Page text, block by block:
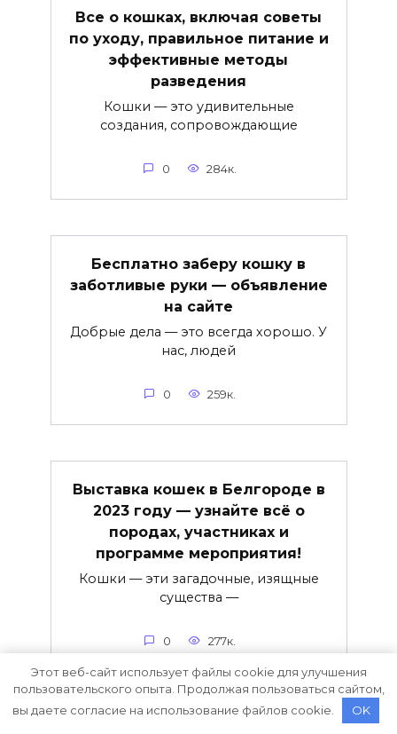
Все о кошках, включая советы
по уходу, правильное питание и
эффективные методы
разведения
Кошки — это удивительные
создания, сопровождающие
0 284к.
Бесплатно заберу кошку в
заботливые руки — объявление
на сайте
Добрые дела — это всегда хорошо. У
нас, людей
0 259к.
Выставка кошек в Белгороде в
2023 году — узнайте всё о
породах, участниках и
программе мероприятия!
Кошки — эти загадочные, изящные
существа —
0 277к.
Этот веб-сайт использует файлы cookie для улучшения
пользовательского опыта. Продолжая пользоваться сайтом,
вы даете согласие на использование файлов cookie.
OK